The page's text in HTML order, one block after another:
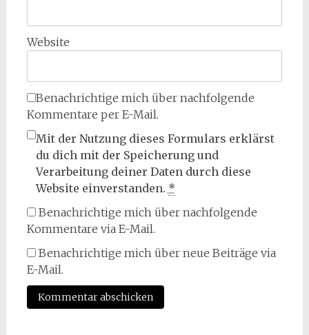
Website
Benachrichtige mich über nachfolgende
Kommentare per E-Mail.
Mit der Nutzung dieses Formulars erklärst
du dich mit der Speicherung und
Verarbeitung deiner Daten durch diese
Website einverstanden. *
Benachrichtige mich über nachfolgende
Kommentare via E-Mail.
Benachrichtige mich über neue Beiträge via
E-Mail.